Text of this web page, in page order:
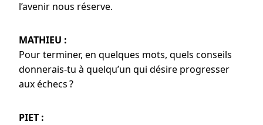
l’avenir nous réserve.
MATHIEU :
Pour terminer, en quelques mots, quels conseils
donnerais-tu à quelqu’un qui désire progresser
aux échecs ?
PIET :